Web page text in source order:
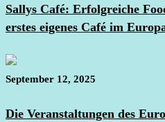
Sallys Café: Erfolgreiche
erstes eigenes Café im
September 12, 2025
Die Veranstaltungen des